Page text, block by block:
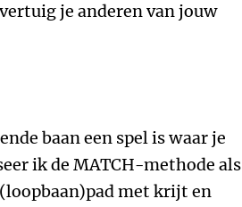
je anderen van jouw
baan een spel is waar je
ik de MATCH-methode als
met krijt en